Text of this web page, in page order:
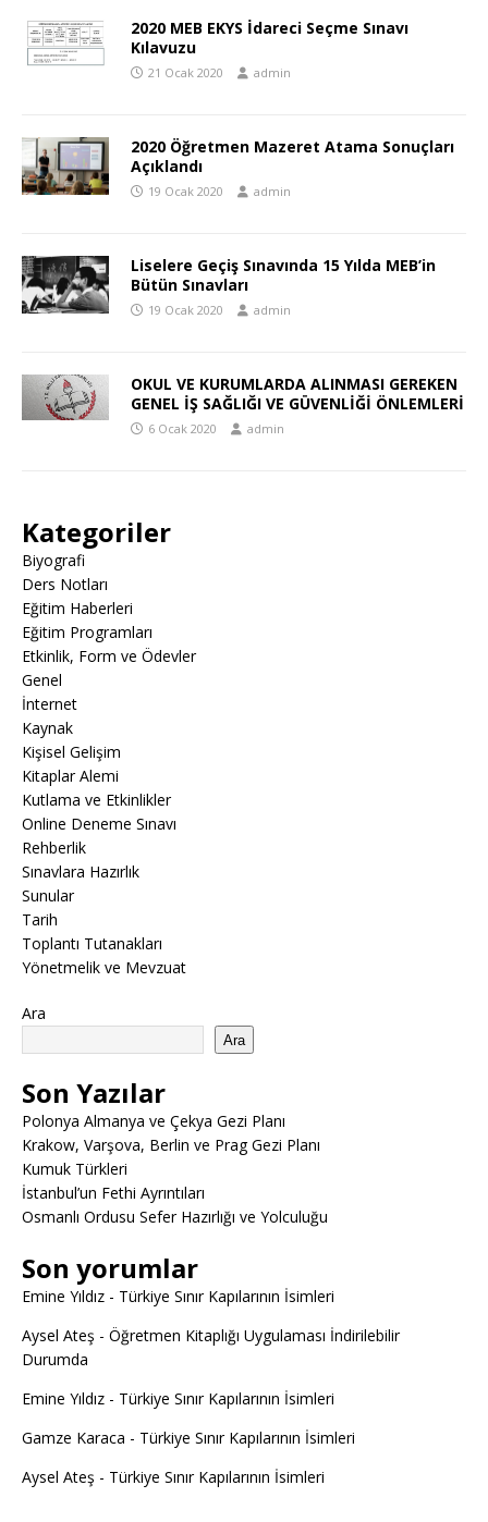
2020 MEB EKYS İdareci Seçme Sınavı
Kılavuzu
21 Ocak 2020 admin
2020 Öğretmen Mazeret Atama Sonuçları
Açıklandı
19 Ocak 2020 admin
Liselere Geçiş Sınavında 15 Yılda MEB’in
Bütün Sınavları
19 Ocak 2020 admin
OKUL VE KURUMLARDA ALINMASI GEREKEN
GENEL İŞ SAĞLIĞI VE GÜVENLİĞİ ÖNLEMLERİ
6 Ocak 2020 admin
Kategoriler
Biyografi
Ders Notları
Eğitim Haberleri
Eğitim Programları
Etkinlik, Form ve Ödevler
Genel
İnternet
Kaynak
Kişisel Gelişim
Kitaplar Alemi
Kutlama ve Etkinlikler
Online Deneme Sınavı
Rehberlik
Sınavlara Hazırlık
Sunular
Tarih
Toplantı Tutanakları
Yönetmelik ve Mevzuat
Ara
Ara
Son Yazılar
Polonya Almanya ve Çekya Gezi Planı
Krakow, Varşova, Berlin ve Prag Gezi Planı
Kumuk Türkleri
İstanbul’un Fethi Ayrıntıları
Osmanlı Ordusu Sefer Hazırlığı ve Yolculuğu
Son yorumlar
Emine Yıldız - Türkiye Sınır Kapılarının İsimleri
Aysel Ateş - Öğretmen Kitaplığı Uygulaması İndirilebilir
Durumda
Emine Yıldız - Türkiye Sınır Kapılarının İsimleri
Gamze Karaca - Türkiye Sınır Kapılarının İsimleri
Aysel Ateş - Türkiye Sınır Kapılarının İsimleri